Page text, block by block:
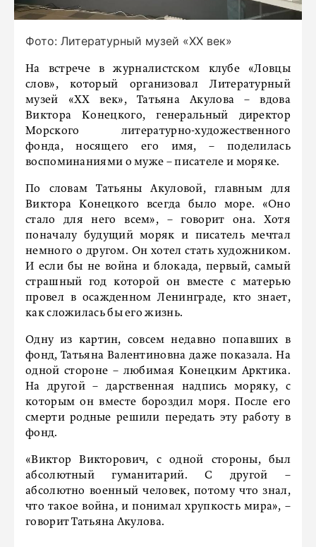
Фото: Литературный музей «ХХ век»
На встрече в журналистском клубе «Ловцы
слов», который организовал Литературный
музей «ХХ век», Татьяна Акулова – вдова
Виктора Конецкого, генеральный директор
Морского литературно-художественного
фонда, носящего его имя, – поделилась
воспоминаниями о муже – писателе и моряке.
По словам Татьяны Акуловой, главным для
Виктора Конецкого всегда было море. «Оно
стало для него всем», – говорит она. Хотя
поначалу будущий моряк и писатель мечтал
немного о другом. Он хотел стать художником.
И если бы не война и блокада, первый, самый
страшный год которой он вместе с матерью
провел в осажденном Ленинграде, кто знает,
как сложилась бы его жизнь.
Одну из картин, совсем недавно попавших в
фонд, Татьяна Валентиновна даже показала. На
одной стороне – любимая Конецким Арктика.
На другой – дарственная надпись моряку, с
которым он вместе бороздил моря. После его
смерти родные решили передать эту работу в
фонд.
«Виктор Викторович, с одной стороны, был
абсолютный гуманитарий. С другой –
абсолютно военный человек, потому что знал,
что такое война, и понимал хрупкость мира», –
говорит Татьяна Акулова.